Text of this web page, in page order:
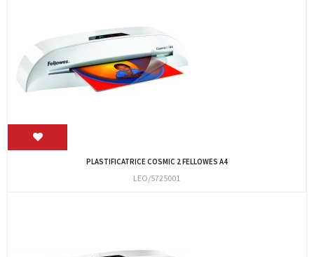
PLASTIFICATRICE COSMIC 2 FELLOWES A4
LEO/5725001